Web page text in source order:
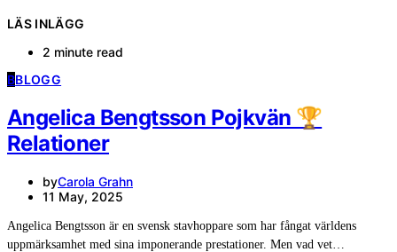
LÄS INLÄGG
2 minute read
BBLOGG
Angelica Bengtsson Pojkvän 🏆
Relationer
byCarola Grahn
11 May, 2025
Angelica Bengtsson är en svensk stavhoppare som har fångat världens
uppmärksamhet med sina imponerande prestationer. Men vad vet…